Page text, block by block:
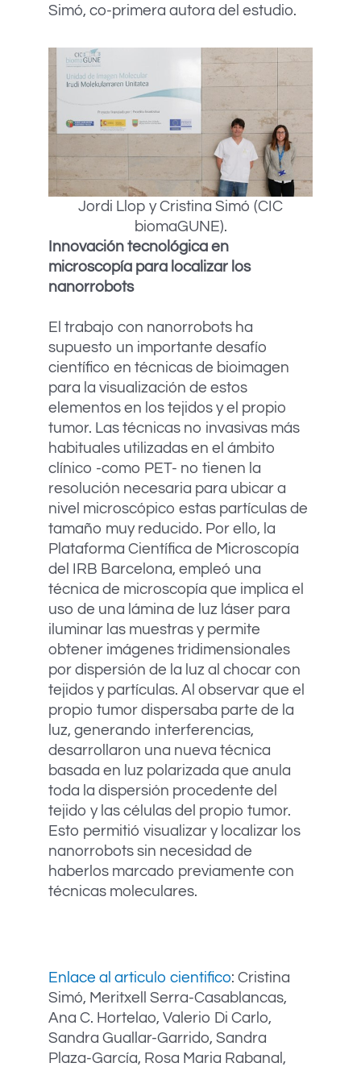
Simó, co-primera autora del estudio.
Jordi Llop y Cristina Simó (CIC
biomaGUNE).
Innovación tecnológica en
microscopía para localizar los
nanorrobots
El trabajo con nanorrobots ha
supuesto un importante desafío
científico en técnicas de bioimagen
para la visualización de estos
elementos en los tejidos y el propio
tumor. Las técnicas no invasivas más
habituales utilizadas en el ámbito
clínico -como PET- no tienen la
resolución necesaria para ubicar a
nivel microscópico estas partículas de
tamaño muy reducido. Por ello, la
Plataforma Científica de Microscopía
del IRB Barcelona, empleó una
técnica de microscopía que implica el
uso de una lámina de luz láser para
iluminar las muestras y permite
obtener imágenes tridimensionales
por dispersión de la luz al chocar con
tejidos y partículas. Al observar que el
propio tumor dispersaba parte de la
luz, generando interferencias,
desarrollaron una nueva técnica
basada en luz polarizada que anula
toda la dispersión procedente del
tejido y las células del propio tumor.
Esto permitió visualizar y localizar los
nanorrobots sin necesidad de
haberlos marcado previamente con
técnicas moleculares.
Enlace al articulo cientifico: Cristina
Simó, Meritxell Serra-Casablancas,
Ana C. Hortelao, Valerio Di Carlo,
Sandra Guallar-Garrido, Sandra
Plaza-García, Rosa Maria Rabanal,